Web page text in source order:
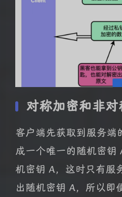
对称加密和非
客户端先获取到服务端
成一个唯一的随机密钥
机密钥 A，这时只有服
出随机密钥 A，所以即